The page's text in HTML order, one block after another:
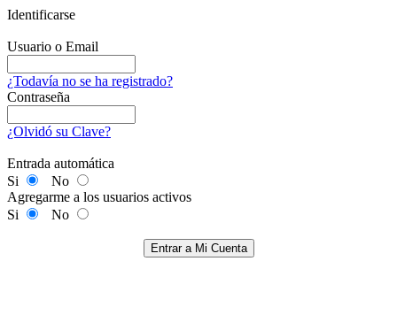
Identificarse
Usuario o Email
¿Todavía no se ha registrado?
Contraseña
¿Olvidó su Clave?
Entrada automática
Si
No
Agregarme a los usuarios activos
Si
No
Entrar a Mi Cuenta